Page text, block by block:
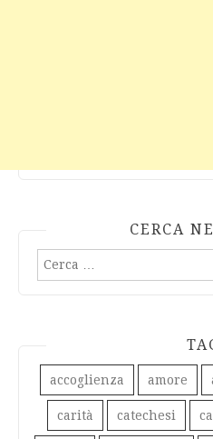
CERCA
Ricerca
accoglienza amore
carità catechesi